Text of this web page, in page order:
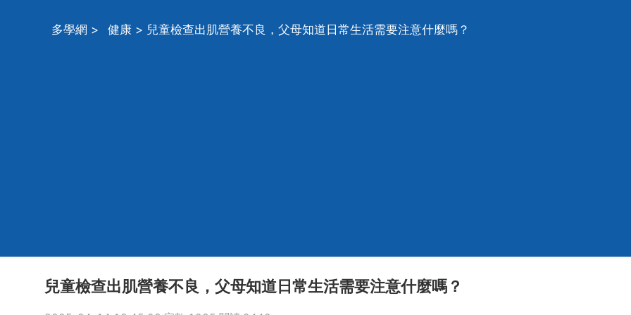
多學網 > 健康 > 兒童檢查出肌營養不良，父母知道日常生活需要注意什麼嗎？
兒童檢查出肌營養不良，父母知道日常生活需要注意什麼嗎？